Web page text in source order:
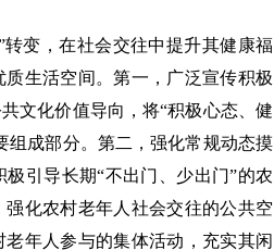
变，在社会交往中提升其健康福
生活空间。第一，广泛宣传积极
文化价值导向，将“积极心态、健
组成部分。第二，强化常规动态摸
引导长期“不出门、少出门”的农
化农村老年人社会交往的公共空
年人参与的集体活动，充实其闲